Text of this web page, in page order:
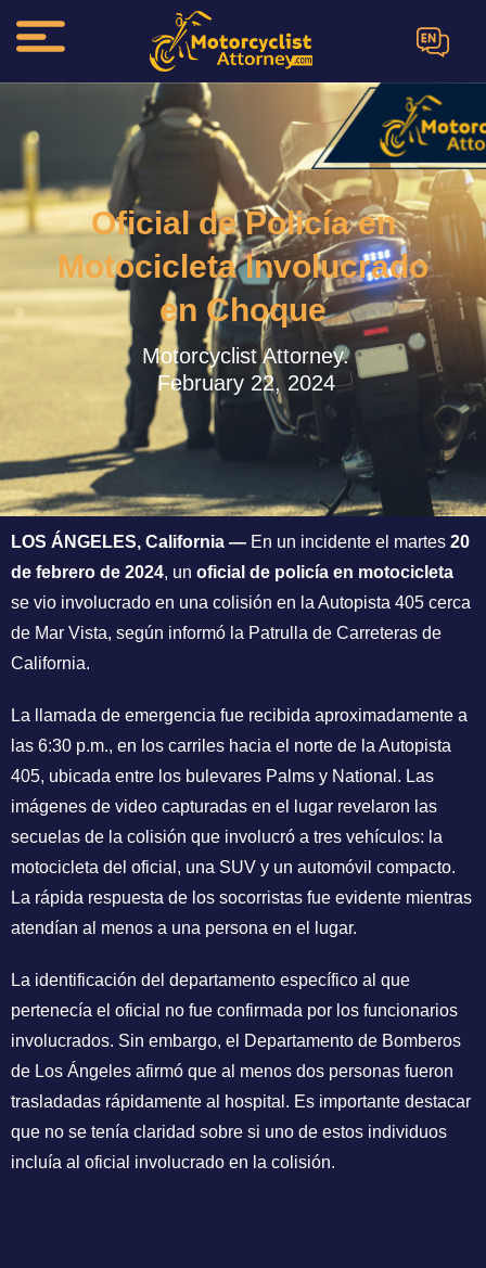
EN
Oficial de Policía en
Motocicleta Involucrado
en Choque
Motorcyclist Attorney.
February 22, 2024
LOS ÁNGELES, California — En un incidente el martes 20
de febrero de 2024, un oficial de policía en motocicleta
se vio involucrado en una colisión en la Autopista 405 cerca
de Mar Vista, según informó la Patrulla de Carreteras de
California.
La llamada de emergencia fue recibida aproximadamente a
las 6:30 p.m., en los carriles hacia el norte de la Autopista
405, ubicada entre los bulevares Palms y National. Las
imágenes de video capturadas en el lugar revelaron las
secuelas de la colisión que involucró a tres vehículos: la
motocicleta del oficial, una SUV y un automóvil compacto.
La rápida respuesta de los socorristas fue evidente mientras
atendían al menos a una persona en el lugar.
La identificación del departamento específico al que
pertenecía el oficial no fue confirmada por los funcionarios
involucrados. Sin embargo, el Departamento de Bomberos
de Los Ángeles afirmó que al menos dos personas fueron
trasladadas rápidamente al hospital. Es importante destacar
que no se tenía claridad sobre si uno de estos individuos
incluía al oficial involucrado en la colisión.